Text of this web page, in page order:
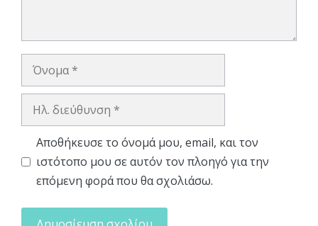
Όνομα
Ηλ.
Αποθήκευσε το όνομά μου, email, και τον
ιστότοπο μου σε αυτόν τον πλοηγό για την
επόμενη φορά που θα σχολιάσω.